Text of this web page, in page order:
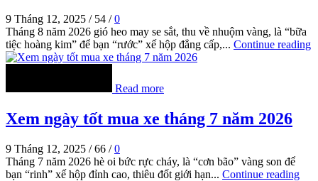
9 Tháng 12, 2025 / 54 / 0
Tháng 8 năm 2026 gió heo may se sắt, thu về nhuộm vàng, là “bữa
tiệc hoàng kim” để bạn “rước” xế hộp đẳng cấp,... Continue reading
Read more
Xem ngày tốt mua xe tháng 7 năm 2026
9 Tháng 12, 2025 / 66 / 0
Tháng 7 năm 2026 hè oi bức rực cháy, là “cơn bão” vàng son để
bạn “rinh” xế hộp đỉnh cao, thiêu đốt giới hạn... Continue reading